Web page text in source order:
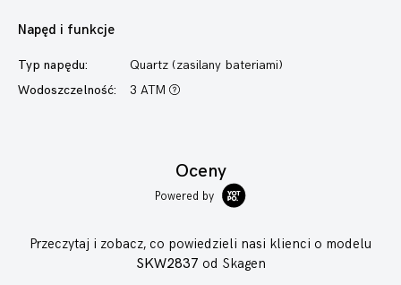
Napęd i funkcje
Typ napędu:
Quartz (zasilany bateriami)
Wodoszczelność:
3 ATM
Oceny
Powered by
Przeczytaj i zobacz, co powiedzieli nasi klienci o modelu
SKW2837 od Skagen